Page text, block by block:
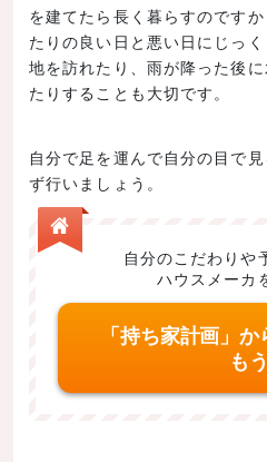
を建てたら長く暮らすのです
たりの良い日と悪い日にじっ
地を訪れたり、雨が降った後
たりすることも大切です。
自分で足を運んで自分の目で
ず行いましょう。
自分のこだわりや
ハウスメーカ
「持ち家計画」
もう